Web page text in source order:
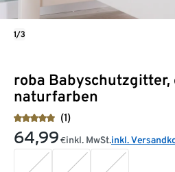
roba Babyschutzgitter,
naturfarben
(1)
64,99 €inkl. MwSt.inkl.
1/3